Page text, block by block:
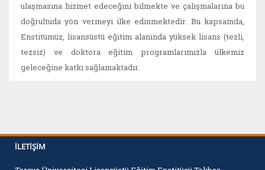
ulaşmasına hizmet edeceğini bilmekte ve çalışmalarına bu
doğrultuda yön vermeyi ilke edinmektedir. Bu kapsamda,
Enstitümüz, lisansüstü eğitim alanında yüksek lisans (tezli,
tezsiz) ve doktora eğitim programlarımızla ülkemiz
geleceğine katkı sağlamaktadır.
İLETIŞIM